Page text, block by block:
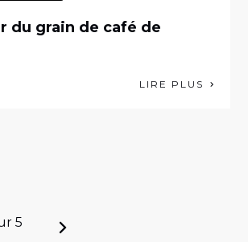
du grain de café de
LIRE PLUS
5